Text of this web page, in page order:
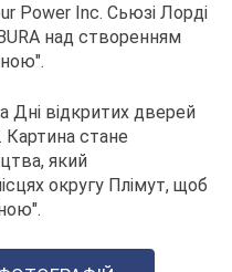
Power Inc. Сьюзі Лорді
над створенням
Дні відкритих дверей
Картина стане
який
округу Плімут, щоб